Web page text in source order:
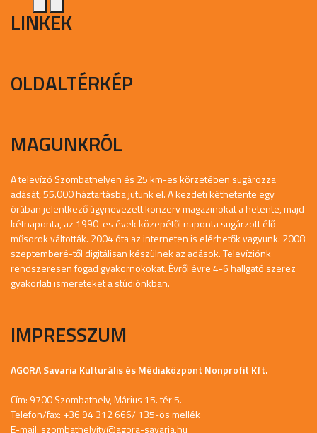
LINKEK
OLDALTÉRKÉP
MAGUNKRÓL
A televízó Szombathelyen és 25 km-es körzetében sugározza
adását, 55.000 háztartásba jutunk el. A kezdeti kéthetente egy
órában jelentkező úgynevezett konzerv magazinokat a hetente, majd
kétnaponta, az 1990-es évek közepétől naponta sugárzott élő
műsorok váltották. 2004 óta az interneten is elérhetők vagyunk. 2008
szeptemberé-től digitálisan készülnek az adások. Televíziónk
rendszeresen fogad gyakornokokat. Évről évre 4-6 hallgató szerez
gyakorlati ismereteket a stúdiónkban.
IMPRESSZUM
AGORA Savaria Kulturális és Médiaközpont Nonprofit Kft.
Cím: 9700 Szombathely, Márius 15. tér 5.
Telefon/fax: +36 94 312 666/ 135-ös mellék
E-mail: szombathelyitv@agora-savaria.hu